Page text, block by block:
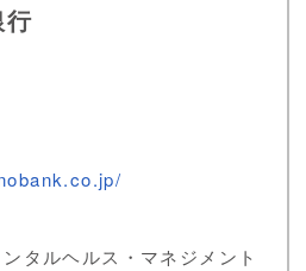
行
タルヘルス・マネジメント